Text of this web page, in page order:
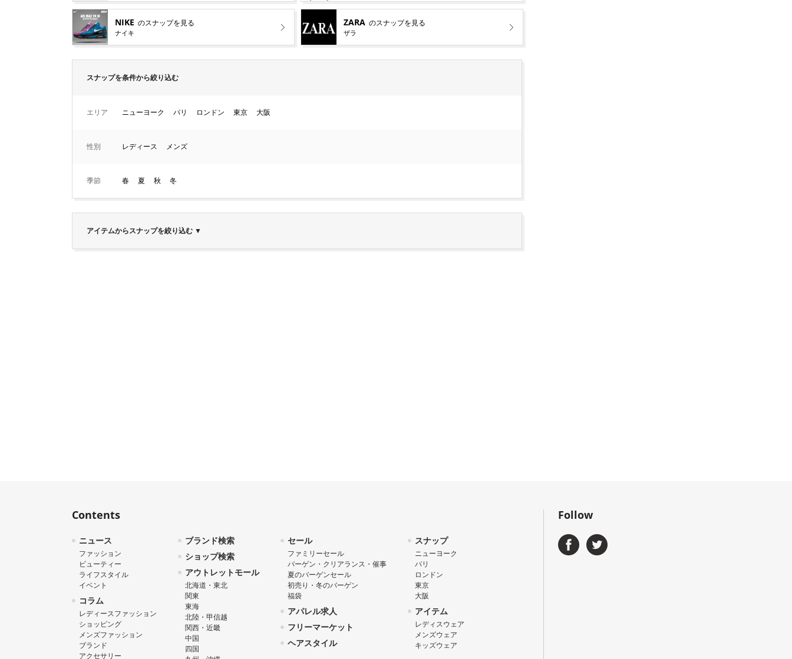
NIKE のスナップを見る
ナイキ
ZARA のスナップを見る
ザラ
スナップを条件から絞り込む
エリア ニューヨーク パリ ロンドン 東京 大阪
性別 レディース メンズ
季節 春 夏 秋 冬
アイテムからスナップを絞り込む ▼
Contents
ニュース
ファッション
ビューティー
ライフスタイル
イベント
コラム
レディースファッション
ショッピング
メンズファッション
ブランド
アクセサリー
ブランド検索
ショップ検索
アウトレットモール
北海道・東北
関東
東海
北陸・甲信越
関西・近畿
中国
四国
セール
ファミリーセール
バーゲン・クリアランス・催事
夏のバーゲンセール
初売り・冬のバーゲン
福袋
アパレル求人
フリーマーケット
ヘアスタイル
スナップ
ニューヨーク
パリ
ロンドン
東京
大阪
アイテム
レディスウェア
メンズウェア
キッズウェア
Follow